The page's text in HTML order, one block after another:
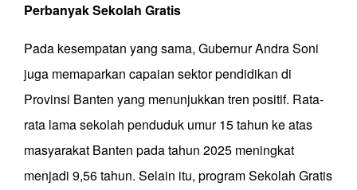
PerbanyakSekolah Gratis
Pada kesempatan yang sama, Gubernur Andra Soni
juga memaparkan capaian sektor pendidikan di
Provinsi Banten yang menunjukkan tren positif. Rata-
rata lama sekolah penduduk umur 15 tahun ke atas
masyarakat Banten pada tahun 2025 meningkat
menjadi 9,56 tahun. Selain itu, program Sekolah Gratis